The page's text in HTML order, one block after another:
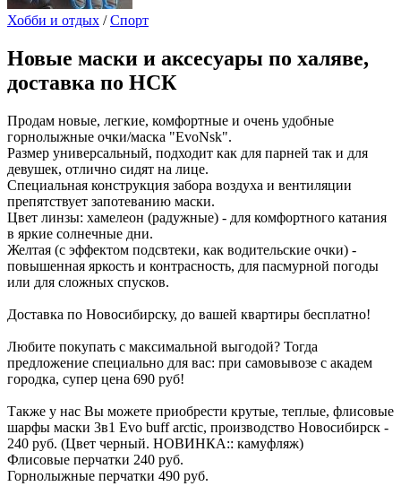
Хобби и отдых /Спорт
Новые маски и аксесуары по халяве,
доставка по НСК
Продам новые, легкие, комфортные и очень удобные
горнолыжные очки/маска "EvoNsk".
Размер универсальный, подходит как для парней так и для
девушек, отлично сидят на лице.
Специальная конструкция забора воздуха и вентиляции
препятствует запотеванию маски.
Цвет линзы: хамелеон (радужные) - для комфортного катания
в яркие солнечные дни.
Желтая (с эффектом подсвтеки, как водительские очки) -
повышенная яркость и контрасность, для пасмурной погоды
или для сложных спусков.
Доставка по Новосибирску, до вашей квартиры бесплатно!
Любите покупать с максимальной выгодой? Тогда
предложение специально для вас: при самовывозе с академ
городка, супер цена 690 руб!
Также у нас Вы можете приобрести крутые, теплые, флисовые
шарфы маски 3в1 Evo buff arctic, производство Новосибирск -
240 руб. (Цвет черный. НОВИНКА:: камуфляж)
Флисовые перчатки 240 руб.
Горнолыжные перчатки 490 руб.